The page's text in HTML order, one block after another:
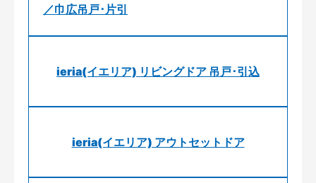
／巾広吊戸･片引
ieria(イエリア) リビングドア 吊戸･引込
ieria(イエリア) アウトセットドア